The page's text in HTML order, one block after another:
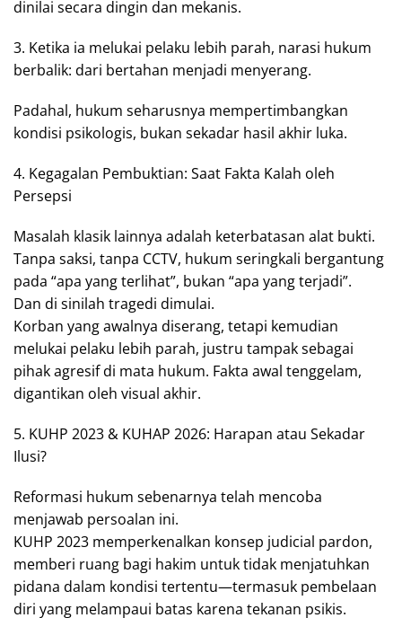
dinilai secara dingin dan mekanis.
3. Ketika ia melukai pelaku lebih parah, narasi hukum
berbalik: dari bertahan menjadi menyerang.
Padahal, hukum seharusnya mempertimbangkan
kondisi psikologis, bukan sekadar hasil akhir luka.
4. Kegagalan Pembuktian: Saat Fakta Kalah oleh
Persepsi
Masalah klasik lainnya adalah keterbatasan alat bukti.
Tanpa saksi, tanpa CCTV, hukum seringkali bergantung
pada “apa yang terlihat”, bukan “apa yang terjadi”.
Dan di sinilah tragedi dimulai.
Korban yang awalnya diserang, tetapi kemudian
melukai pelaku lebih parah, justru tampak sebagai
pihak agresif di mata hukum. Fakta awal tenggelam,
digantikan oleh visual akhir.
5. KUHP 2023 & KUHAP 2026: Harapan atau Sekadar
Ilusi?
Reformasi hukum sebenarnya telah mencoba
menjawab persoalan ini.
KUHP 2023 memperkenalkan konsep judicial pardon,
memberi ruang bagi hakim untuk tidak menjatuhkan
pidana dalam kondisi tertentu—termasuk pembelaan
diri yang melampaui batas karena tekanan psikis.